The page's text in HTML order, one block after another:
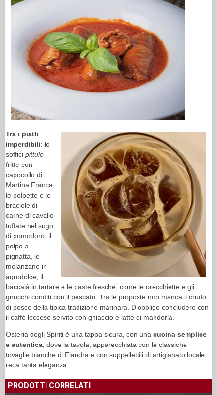
Tra i piatti
imperdibili: le
soffici pittule
fritte con
capocollo di
Martina Franca,
le polpette e le
braciole di
carne di cavallo
tuffate nel sugo
di pomodoro, il
polpo a
pignatta, le
melanzane in
agrodolce, il
baccalà in tartare e le paste fresche, come le orecchiette e gli
gnocchi conditi con il pescato. Tra le proposte non manca il crudo
di pesce della tipica tradizione marinara. D’obbligo concludere con
il caffè leccese servito con ghiaccio e latte di mandorla.
Osteria degli Spiriti è una tappa sicura, con una cucina semplice
e autentica , dove la tavola, apparecchiata con le classiche
tovaglie bianche di Fiandra e con suppellettili di artigianato locale,
reca tanta eleganza.
PRODOTTI CORRELATI